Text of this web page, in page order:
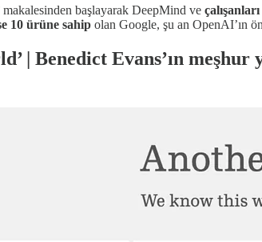
makalesinden başlayarak DeepMind ve
10 ürüne sahip olan Google, şu an OpenAI’ın
| Benedict Evans’ın meşhur